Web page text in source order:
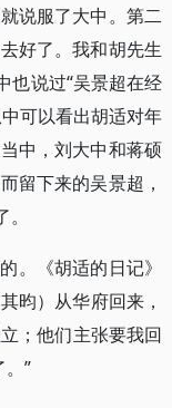
说服了大中。第二
好了。我和胡先生
也说过“吴景超在经
可以看出胡适对年
中，刘大中和蒋硕
留下来的吴景超，
。《胡适的日记》
昀）从华府回来，
；他们主张要我回
”